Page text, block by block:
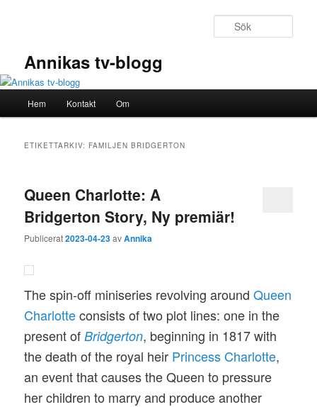
Annikas tv-blogg
Hem Kontakt Om
ETIKETTARKIV: FAMILJEN BRIDGERTON
Queen Charlotte: A
Bridgerton Story, Ny premiär!
Publicerat2023-04-23avAnnika
The spin-off miniseries revolving aroundQueen
Charlotteconsists of two plot lines: one in the
present ofBridgerton, beginning in 1817 with
the death of the royal heir Princess Charlotte,
an event that causes the Queen to pressure
her children to marry and produce another